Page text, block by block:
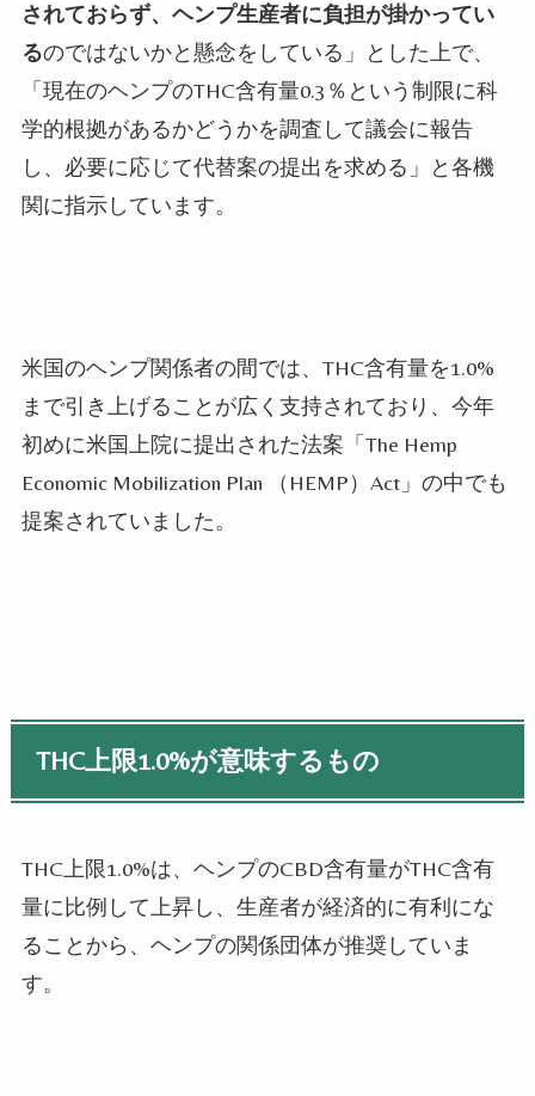
されておらず、ヘンプ生産者に負担が掛かってい
るのではないかと懸念をしている」とした上で、
「現在のヘンプのTHC含有量0.3％という制限に科
学的根拠があるかどうかを調査して議会に報告
し、必要に応じて代替案の提出を求める」と各機
関に指示しています。
米国のヘンプ関係者の間では、THC含有量を1.0%
まで引き上げることが広く支持されており、今年
初めに米国上院に提出された法案「The Hemp
Economic Mobilization Plan （HEMP）Act」の中でも
提案されていました。
THC上限1.0%が意味するもの
THC上限1.0%は、ヘンプのCBD含有量がTHC含有
量に比例して上昇し、生産者が経済的に有利にな
ることから、ヘンプの関係団体が推奨していま
す。